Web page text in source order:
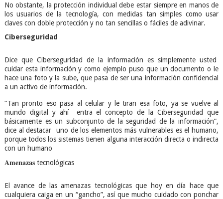
No obstante, la protección individual debe estar siempre en manos de
los usuarios de la tecnología, con medidas tan simples como usar
claves con doble protección y no tan sencillas o fáciles de adivinar.
Ciberseguridad
Dice que Ciberseguridad de la información es simplemente usted
cuidar esta información y como ejemplo puso que un documento o le
hace una foto y la sube, que pasa de ser una información confidencial
a un activo de información.
“Tan pronto eso pasa al celular y le tiran esa foto, ya se vuelve al
mundo digital y ahí entra el concepto de la Ciberseguridad que
básicamente es un subconjunto de la seguridad de la información”,
dice al destacar uno de los elementos más vulnerables es el humano,
porque todos los sistemas tienen alguna interacción directa o indirecta
con un humano
Amenazastecnológicas
El avance de las amenazas tecnológicas que hoy en día hace que
cualquiera caiga en un “gancho”, así que mucho cuidado con ponchar